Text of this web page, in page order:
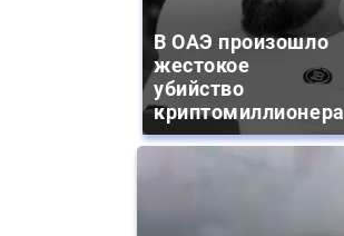
В ОАЭ произошло
жестокое
убийство
криптомиллионера